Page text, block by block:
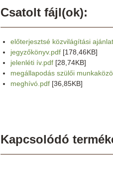
Csatolt fájl(ok):
előterjesztsé közvilágítási
jegyzőkönyv.pdf [178,46KB]
jelenléti ív.pdf [28,74KB]
megállapodás szülői
meghívó.pdf [36,85KB]
Kapcsolódó